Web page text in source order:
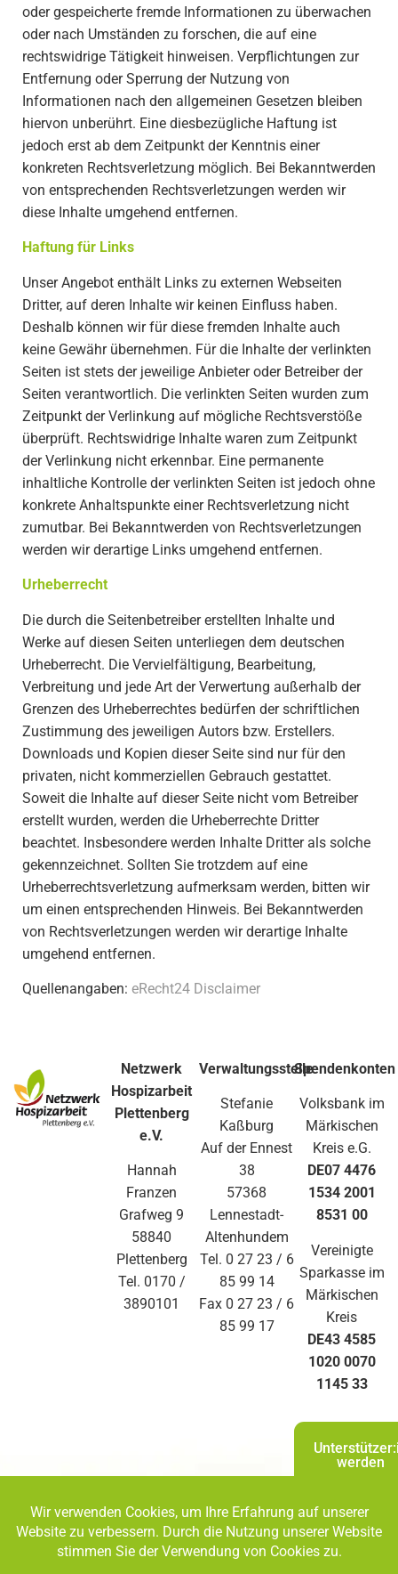
oder gespeicherte fremde Informationen zu überwachen
oder nach Umständen zu forschen, die auf eine
rechtswidrige Tätigkeit hinweisen. Verpflichtungen zur
Entfernung oder Sperrung der Nutzung von
Informationen nach den allgemeinen Gesetzen bleiben
hiervon unberührt. Eine diesbezügliche Haftung ist
jedoch erst ab dem Zeitpunkt der Kenntnis einer
konkreten Rechtsverletzung möglich. Bei Bekanntwerden
von entsprechenden Rechtsverletzungen werden wir
diese Inhalte umgehend entfernen.
Haftung für Links
Unser Angebot enthält Links zu externen Webseiten
Dritter, auf deren Inhalte wir keinen Einfluss haben.
Deshalb können wir für diese fremden Inhalte auch
keine Gewähr übernehmen. Für die Inhalte der verlinkten
Seiten ist stets der jeweilige Anbieter oder Betreiber der
Seiten verantwortlich. Die verlinkten Seiten wurden zum
Zeitpunkt der Verlinkung auf mögliche Rechtsverstöße
überprüft. Rechtswidrige Inhalte waren zum Zeitpunkt
der Verlinkung nicht erkennbar. Eine permanente
inhaltliche Kontrolle der verlinkten Seiten ist jedoch ohne
konkrete Anhaltspunkte einer Rechtsverletzung nicht
zumutbar. Bei Bekanntwerden von Rechtsverletzungen
werden wir derartige Links umgehend entfernen.
Urheberrecht
Die durch die Seitenbetreiber erstellten Inhalte und
Werke auf diesen Seiten unterliegen dem deutschen
Urheberrecht. Die Vervielfältigung, Bearbeitung,
Verbreitung und jede Art der Verwertung außerhalb der
Grenzen des Urheberrechtes bedürfen der schriftlichen
Zustimmung des jeweiligen Autors bzw. Erstellers.
Downloads und Kopien dieser Seite sind nur für den
privaten, nicht kommerziellen Gebrauch gestattet.
Soweit die Inhalte auf dieser Seite nicht vom Betreiber
erstellt wurden, werden die Urheberrechte Dritter
beachtet. Insbesondere werden Inhalte Dritter als solche
gekennzeichnet. Sollten Sie trotzdem auf eine
Urheberrechtsverletzung aufmerksam werden, bitten wir
um einen entsprechenden Hinweis. Bei Bekanntwerden
von Rechtsverletzungen werden wir derartige Inhalte
umgehend entfernen.
Quellenangaben: eRecht24 Disclaimer
Netzwerk
Hospizarbeit
Plettenberg
e.V.
Hannah
Franzen
Grafweg 9
58840
Plettenberg
Tel. 0170 /
3890101
Verwaltungsstelle
Stefanie
Kaßburg
Auf der Ennest
38
57368
Lennestadt-
Altenhundem
Tel. 0 27 23 / 6
85 99 14
Fax 0 27 23 / 6
85 99 17
Spendenkonten
Volksbank im
Märkischen
Kreis e.G.
DE07 4476
1534 2001
8531 00
Vereinigte
Sparkasse im
Märkischen
Kreis
DE43 4585
1020 0070
1145 33
werden
Vielen Dank für Ihre Hilfe!